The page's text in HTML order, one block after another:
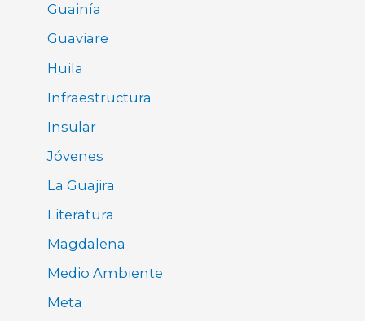
Guainía
Guaviare
Huila
Infraestructura
Insular
Jóvenes
La Guajira
Literatura
Magdalena
Medio Ambiente
Meta